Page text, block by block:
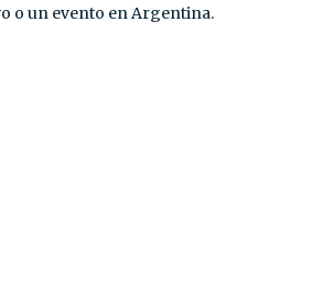
o un evento en Argentina.